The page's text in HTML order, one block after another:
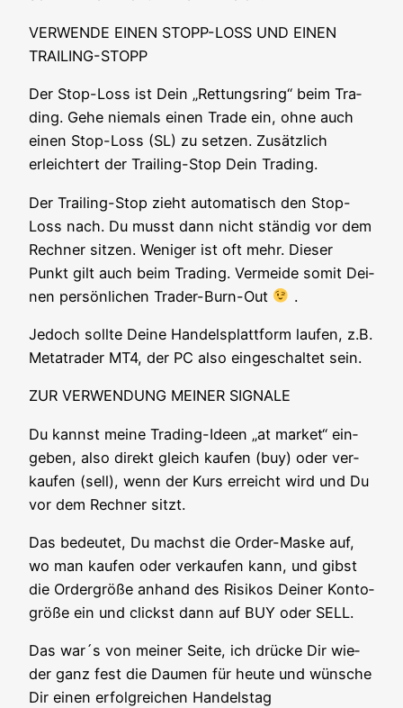
VERWENDE EINEN STOPP-LOSS UND EINEN
TRAILING-STOPP
Der Stop-Loss ist Dein „Ret­tungs­ring“ beim Tra­
ding. Gehe nie­mals einen Trade ein, ohne auch
einen Stop-Loss (SL) zu set­zen. Zusätz­lich
erleich­tert der Trai­ling-Stop Dein Trading.
Der Trai­ling-Stop zieht auto­ma­tisch den Stop-
Loss nach. Du musst dann nicht stän­dig vor dem
Rech­ner sit­zen. Weni­ger ist oft mehr. Die­ser
Punkt gilt auch beim Tra­ding. Ver­mei­de somit Dei­
nen per­sön­li­chen Trader-Burn-Out
.
Jedoch soll­te Dei­ne Han­dels­platt­form lau­fen, z.B.
Metat­rader MT4, der PC also ein­ge­schal­tet sein.
ZUR VERWENDUNG MEINER SIGNALE
Du kannst mei­ne Tra­ding-Ideen „at mar­ket“ ein­
ge­ben, also direkt gleich kau­fen (buy) oder ver­
kau­fen (sell), wenn der Kurs erreicht wird und Du
vor dem Rech­ner sitzt.
Das bedeu­tet, Du machst die Order-Mas­ke auf,
wo man kau­fen oder ver­kau­fen kann, und gibst
die Order­grö­ße anhand des Risi­kos Dei­ner Kon­to­
grö­ße ein und clickst dann auf BUY oder SELL.
Das war´s von mei­ner Sei­te, ich drü­cke Dir wie­
der ganz fest die Dau­men für heu­te und wün­sche
Dir einen erfolg­rei­chen Handelstag